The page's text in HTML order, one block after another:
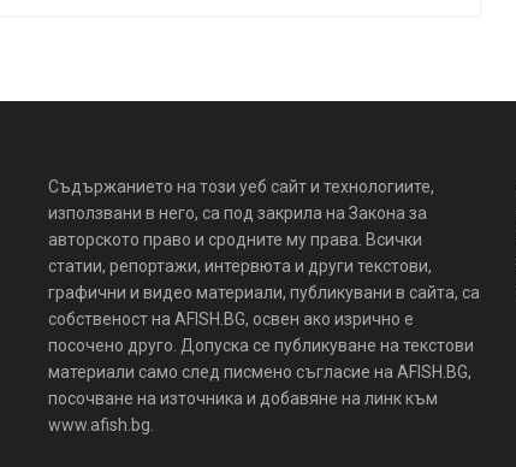
Съдържанието на този уеб сайт и технологиите,
използвани в него, са под закрила на Закона за
авторското право и сродните му права. Всички
статии, репортажи, интервюта и други текстови,
графични и видео материали, публикувани в сайта, са
собственост на AFISH.BG, освен ако изрично е
посочено друго. Допуска се публикуване на текстови
материали само след писмено съгласие на AFISH.BG,
посочване на източника и добавяне на линк към
www.afish.bg.